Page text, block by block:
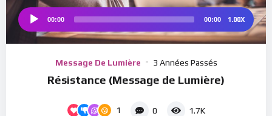
Audio
00:00 00:00 1.00X
Message De Lumière 3 Années Passés
Résistance (Message de Lumière)
1 0 1.7K